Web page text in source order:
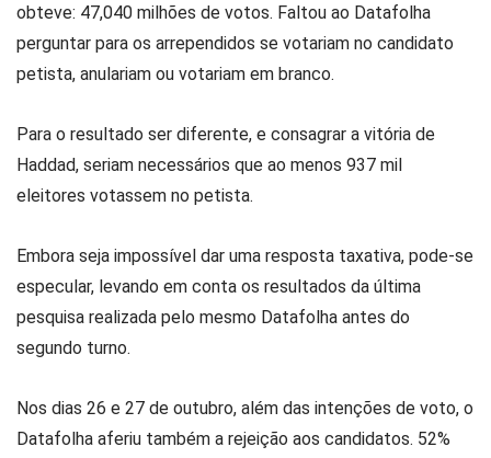
obteve: 47,040 milhões de votos. Faltou ao Datafolha
perguntar para os arrependidos se votariam no candidato
petista, anulariam ou votariam em branco.
Para o resultado ser diferente, e consagrar a vitória de
Haddad, seriam necessários que ao menos 937 mil
eleitores votassem no petista.
Embora seja impossível dar uma resposta taxativa, pode-se
especular, levando em conta os resultados da última
pesquisa realizada pelo mesmo Datafolha antes do
segundo turno.
Nos dias 26 e 27 de outubro, além das intenções de voto, o
Datafolha aferiu também a rejeição aos candidatos. 52%